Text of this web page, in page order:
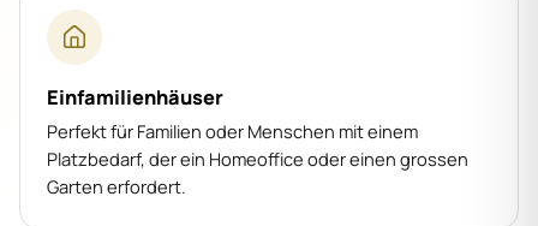
Einfamilienhäuser
Perfekt für Familien oder Menschen mit einem
Platzbedarf, der ein Homeoffice oder einen grossen
Garten erfordert.